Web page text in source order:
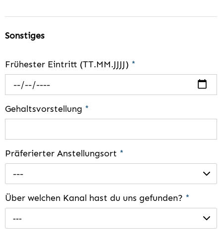
Sonstiges
Frühester Eintritt (TT.MM.JJJJ) *
Gehaltsvorstellung *
Präferierter Anstellungsort *
---
Über welchen Kanal hast du uns gefunden? *
---